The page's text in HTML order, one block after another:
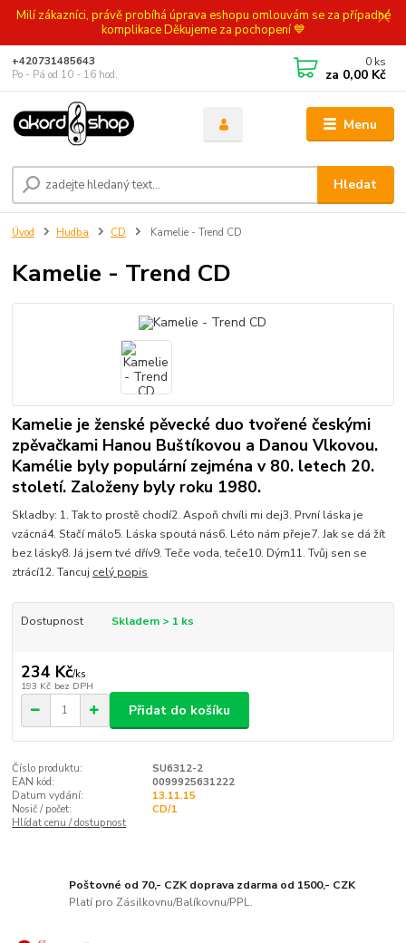
Milí zákazníci, právě probíhá úprava eshopu omlouvám se za případné
komplikace Děkujeme za pochopení 💙
Menu
Hledat
+420731485643
Po - Pá od 10 - 16 hod.
0 ks
za 0,00 Kč
Úvod Hudba CD Kamelie - Trend CD
Kamelie - Trend CD
Kamelie je ženské pěvecké duo tvořené českými
zpěvačkami Hanou Buštíkovou a Danou Vlkovou.
Kamélie byly populární zejména v 80. letech 20.
století. Založeny byly roku 1980.
Skladby: 1. Tak to prostě chodí2. Aspoň chvíli mi dej3. První láska je
vzácná4. Stačí málo5. Láska spoutá nás6. Léto nám přeje7. Jak se dá žít
bez lásky8. Já jsem tvé dřív9. Teče voda, teče10. Dým11. Tvůj sen se
ztrácí12. Tancuj celý popis
Dostupnost Skladem > 1 ks
234 Kč/ks
193 Kč bez DPH
Přidat do košíku
Číslo produktu:
SU6312-2
EAN kód:
0099925631222
Datum vydání:
13.11.15
Nosič / počet:
CD/1
Hlídat cenu / dostupnost
Poštovné od 70,- CZK doprava zdarma od 1500,- CZK
Platí pro Zásilkovnu/Balíkovnu/PPL.